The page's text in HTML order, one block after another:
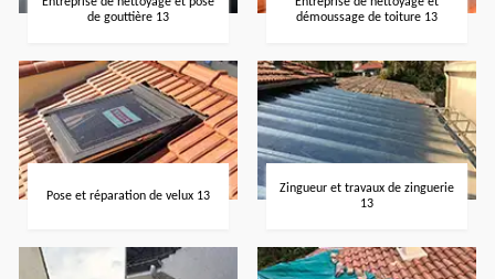
Entreprise de nettoyage et pose
de gouttière 13
Entreprise de nettoyage et
démoussage de toiture 13
Pose et réparation de velux 13
Zingueur et travaux de zinguerie
13